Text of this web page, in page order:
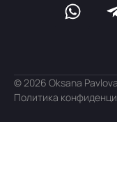
© 2026 Oksana
Политика